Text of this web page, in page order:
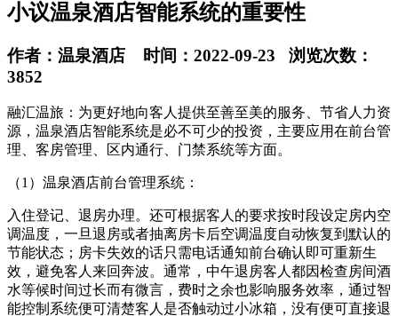
小议温泉酒店智能系统的重要性
作者：温泉酒店 时间：2022-09-23 浏览次数：
3852
融汇温旅：为更好地向客人提供至善至美的服务、节省人力资
源，温泉酒店智能系统是必不可少的投资，主要应用在前台管
理、客房管理、区内通行、门禁系统等方面。
（1）温泉酒店前台管理系统：
入住登记、退房办理。还可根据客人的要求按时段设定房内空
调温度，一旦退房或者抽离房卡后空调温度自动恢复到默认的
节能状态；房卡失效的话只需电话通知前台确认即可重新生
效，避免客人来回奔波。通常，中午退房客人都因检查房间酒
水等候时间过长而有微言，费时之余也影响服务效率，通过智
能控制系统便可清楚客人是否触动过小冰箱，没有便可直接退